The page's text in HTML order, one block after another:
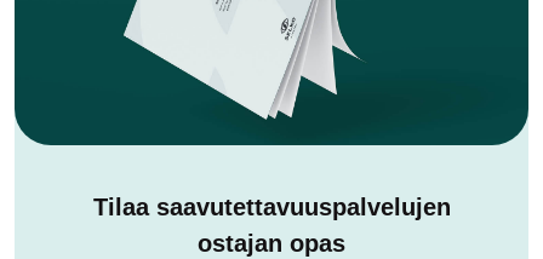
Tilaa saavutettavuus­palvelujen
ostajan opas